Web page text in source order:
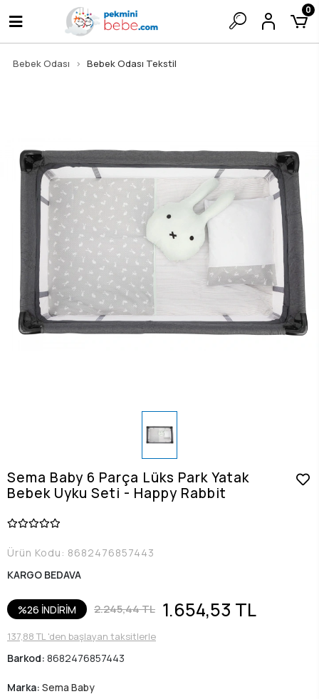
0
Bebek Odası Bebek Odası Tekstil
Sema Baby 6 Parça Lüks Park Yatak
Bebek Uyku Seti - Happy Rabbit
Ürün Kodu: 8682476857443
KARGO BEDAVA
%26 İNDİRİM 2.245,44 TL 1.654,53 TL
137,88 TL 'den başlayan taksitlerle
Barkod: 8682476857443
Marka: Sema Baby